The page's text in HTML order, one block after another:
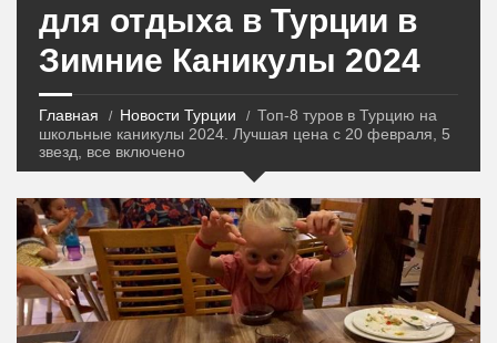
для отдыха в Турции в
Зимние Каникулы 2024
Главная Новости Турции
Топ-8 туров в Турцию на
школьные каникулы 2024. Лучшая цена с 20 февраля, 5
звезд, все включено